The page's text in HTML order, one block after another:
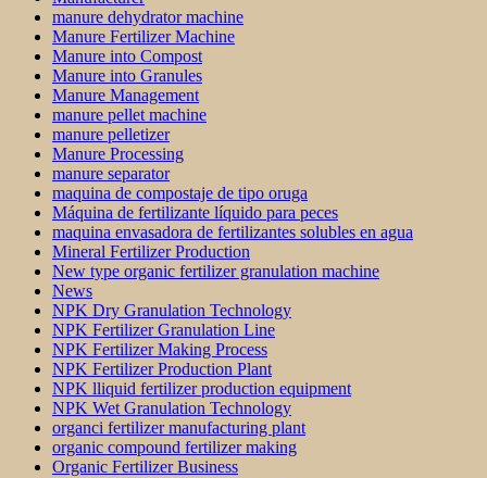
manure dehydrator machine
Manure Fertilizer Machine
Manure into Compost
Manure into Granules
Manure Management
manure pellet machine
manure pelletizer
Manure Processing
manure separator
maquina de compostaje de tipo oruga
Máquina de fertilizante líquido para peces
maquina envasadora de fertilizantes solubles en agua
Mineral Fertilizer Production
New type organic fertilizer granulation machine
News
NPK Dry Granulation Technology
NPK Fertilizer Granulation Line
NPK Fertilizer Making Process
NPK Fertilizer Production Plant
NPK lliquid fertilizer production equipment
NPK Wet Granulation Technology
organci fertilizer manufacturing plant
organic compound fertilizer making
Organic Fertilizer Business